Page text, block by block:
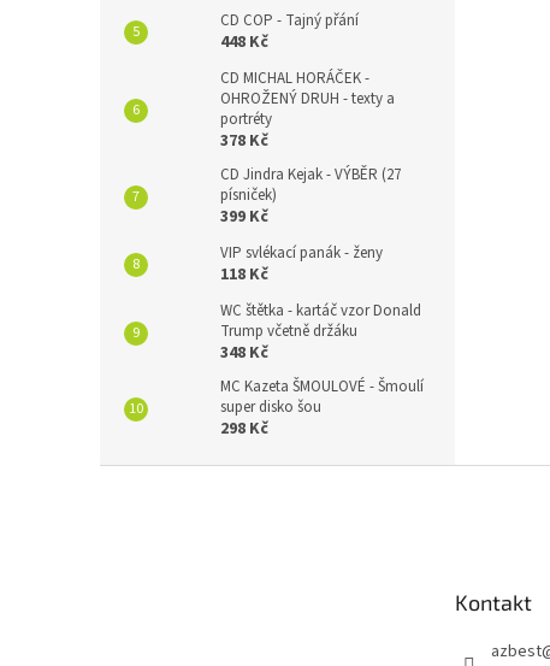
CD COP - Tajný přání
448 Kč
CD MICHAL HORÁČEK -
OHROŽENÝ DRUH - texty a
portréty
378 Kč
CD Jindra Kejak - VÝBĚR (27
písniček)
399 Kč
VIP svlékací panák - ženy
118 Kč
WC štětka - kartáč vzor Donald
Trump včetně držáku
348 Kč
MC Kazeta ŠMOULOVÉ - Šmoulí
super disko šou
298 Kč
Kontakt
azbest